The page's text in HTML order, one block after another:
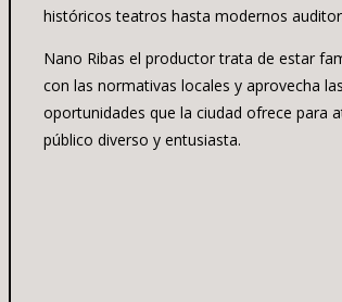
históricos teatros hasta modernos
Nano Ribas el productor trata de estar
con las normativas locales y aprovecha las
oportunidades que la ciudad ofrece para
público diverso y entusiasta.